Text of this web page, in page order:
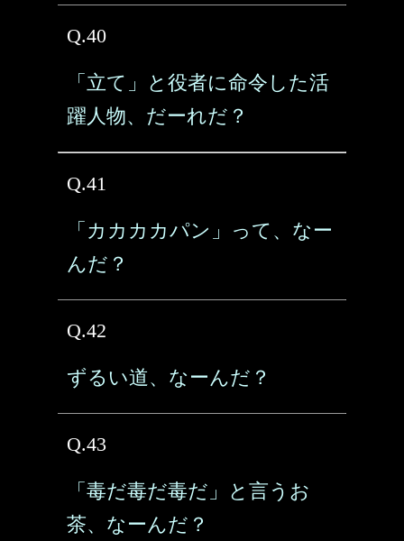
Q.40
「立て」と役者に命令した活
躍人物、だーれだ？
Q.41
「カカカカパン」って、なー
んだ？
Q.42
ずるい道、なーんだ？
Q.43
「毒だ毒だ毒だ」と言うお
茶、なーんだ？